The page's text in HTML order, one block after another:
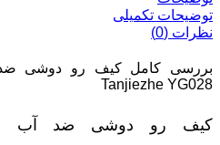
توضیحات تکمیلی
نظرات (0)
Tanjiezhe YG028